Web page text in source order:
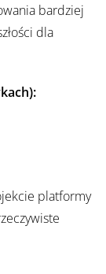
bardziej
dla
platformy